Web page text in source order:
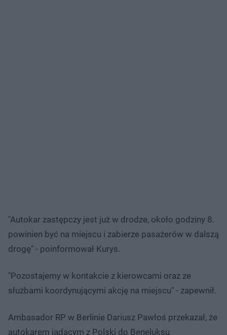
"Autokar zastępczy jest już w drodze, około godziny 8.
powinien być na miejscu i zabierze pasażerów w dalszą
drogę" - poinformował Kurys.
"Pozostajemy w kontakcie z kierowcami oraz ze
służbami koordynującymi akcję na miejscu" - zapewnił.
Ambasador RP w Berlinie Dariusz Pawłoś przekazał, że
autokarem jadącym z Polski do Beneluksu